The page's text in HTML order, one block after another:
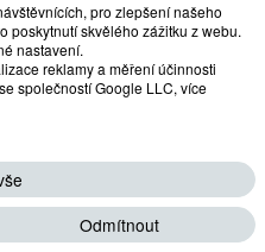
pro zlepšení našeho
poskytnutí skvělého zážitku z webu.
nastavení.
reklamy a měření účinnosti
společností Google LLC, více
Odmítnout